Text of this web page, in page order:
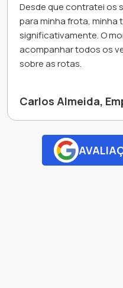
Desde que contratei os
para minha frota, minha
significativamente. O
acompanhar todos os
sobre as rotas.
Carlos Almeida,